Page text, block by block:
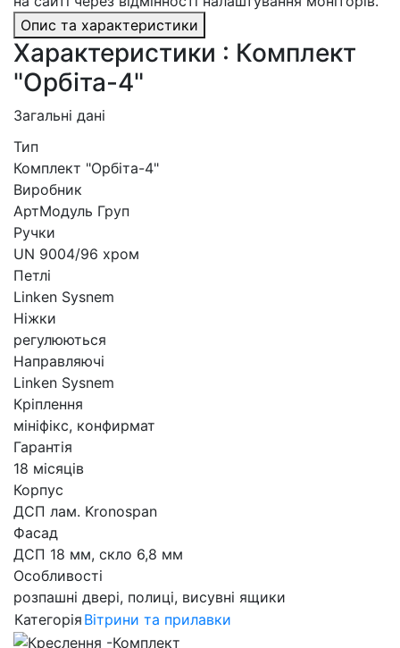
Опис та характеристики
Характеристики : Комплект
"Орбіта-4"
Загальні дані
Тип
Комплект "Орбіта-4"
Виробник
АртМодуль Груп
Ручки
UN 9004/96 хром
Петлі
Linken Sysnem
Ніжки
регулюються
Направляючі
Linken Sysnem
Кріплення
мініфікс, конфирмат
Гарантія
18 місяців
Корпус
ДСП лам. Kronospan
Фасад
ДСП 18 мм, скло 6,8 мм
Особливості
розпашні двері, полиці, висувні ящики
Категорія Вітрини та прилавки